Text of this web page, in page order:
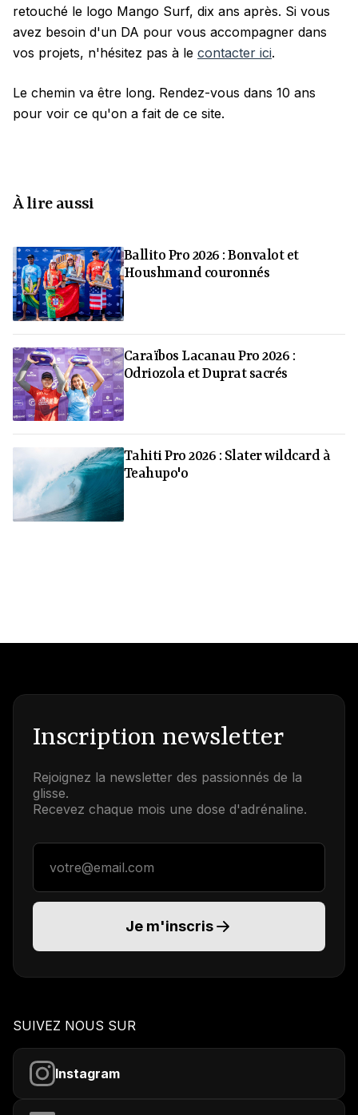
retouché le logo Mango Surf, dix ans après. Si vous
avez besoin d'un DA pour vous accompagner dans
vos projets, n'hésitez pas à le contacter ici.
Le chemin va être long. Rendez-vous dans 10 ans
pour voir ce qu'on a fait de ce site.
À lire aussi
Ballito Pro 2026 : Bonvalot et
Houshmand couronnés
Caraïbos Lacanau Pro 2026 :
Odriozola et Duprat sacrés
Tahiti Pro 2026 : Slater wildcard à
Teahupo'o
Inscription newsletter
Rejoignez la newsletter des passionnés de la
glisse.
Recevez chaque mois une dose d'adrénaline.
Adresse email
Je m'inscris
SUIVEZ NOUS SUR
Instagram